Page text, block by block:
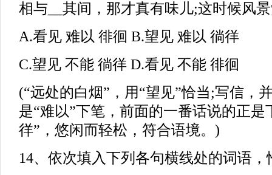
相与__其间，那才真有味儿;这时候风
A.看见 难以 徘徊 B.望见 难以 徜徉
C.望见 不能 徜徉 D.看见 不能 徘徊
(“远处的白烟”，用“望见”恰当;写信，
是“难以”下笔，前面的一番话说的正是
徉”，悠闲而轻松，符合语境。)
14、依次填入下列各句横线处的词语